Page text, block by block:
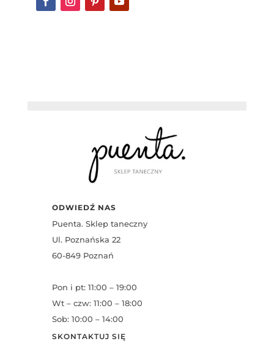
ODWIEDŹ NAS
Puenta. Sklep taneczny
Ul. Poznańska 22
60-849 Poznań
Pon i pt: 11:00 – 19:00
Wt – czw: 11:00 – 18:00
Sob: 10:00 – 14:00
SKONTAKTUJ SIĘ